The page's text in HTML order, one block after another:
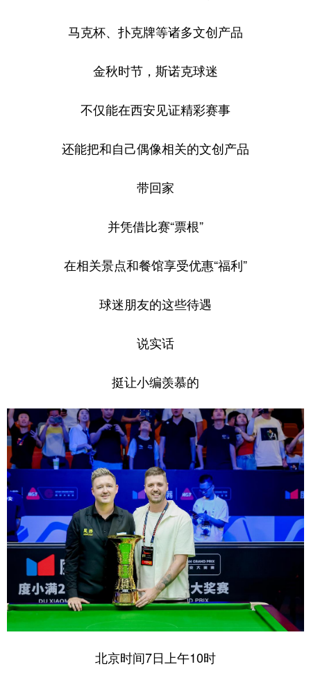
马克杯、扑克牌等诸多文创产品
金秋时节，斯诺克球迷
不仅能在西安见证精彩赛事
还能把和自己偶像相关的文创产品
带回家
并凭借比赛“票根”
在相关景点和餐馆享受优惠“福利”
球迷朋友的这些待遇
说实话
挺让小编羡慕的
北京时间7日上午10时